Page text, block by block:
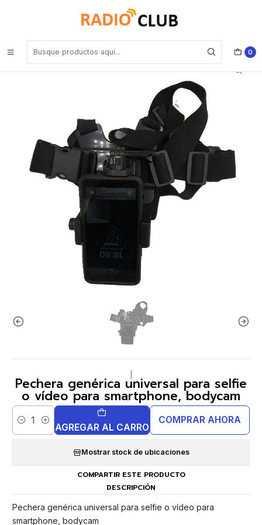
0
Pechera Porta radios Estuches
Pechera genérica universal para selfie o vídeo para smartphone,
Pechera genérica universal para selfie
o vídeo para smartphone, bodycam
Cantidad AGREGAR AL CARRO
COMPRAR AHORA
Mostrar stock de ubicaciones
COMPARTIR ESTE PRODUCTO
DESCRIPCIÓN
Pechera genérica universal para selfie o vídeo para
smartphone, bodycam